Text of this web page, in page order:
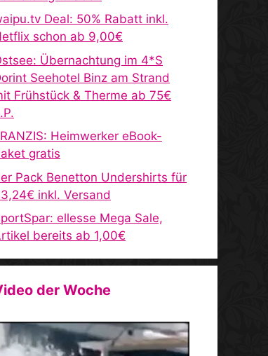
Deal: 50% Rabatt inkl.
schon ab 9,00€
Übernachtung im 4*S
Seehotel Binz am Strand
Frühstück & Therme ab 75€
Heimwerker eBook-
gratis
Pack Benetton Undershirts für
inkl. Versand
ellesse Mega Sale,
bereits ab 1,00€
der Woche